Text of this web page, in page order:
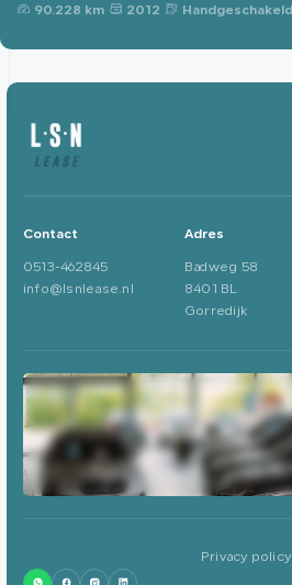
90.228 km 2012 Handgeschakeld
Contact
0513-462845
info@lsnlease.nl
Adres
Badweg 58
8401 BL
Gorredijk
Privacy policy